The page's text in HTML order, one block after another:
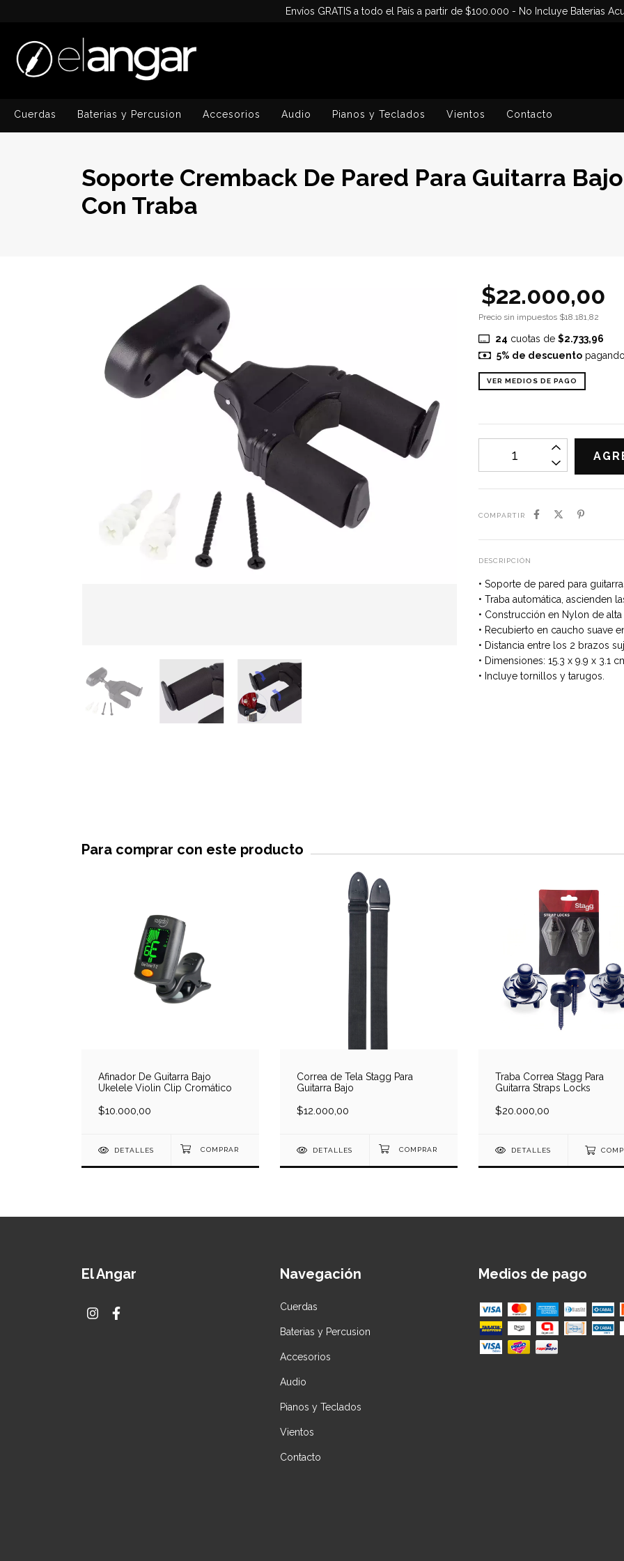
Envíos GRATIS a todo el País a partir de $100.000 - No Incluye Baterias
Cuerdas Baterias y Percusion Accesorios Audio Pianos y Teclados Vientos Contacto
Soporte Cremback De Pared Para Guitarra Bajo
Con Traba
$22.000,00
Precio sin impuestos $18.181,82
24 cuotas de $2.733,96
5% de descuento
VER MEDIOS DE PAGO
COMPARTIR
DESCRIPCIÓN
• Soporte de pared para
• Traba automática, ascienden
• Construcción en Nylon de alta
• Recubierto en caucho suave
• Distancia entre los 2 brazos
• Dimensiones: 15.3 x 9.9 x 3.1
• Incluye tornillos y tarugos.
Para comprar con este producto
Afinador De Guitarra Bajo
Ukelele Violin Clip Cromático
$10.000,00
DETALLES
Correa de Tela Stagg Para
Guitarra Bajo
$12.000,00
DETALLES
Traba Correa Stagg Para
Guitarra Straps Locks
$20.000,00
DETALLES
El Angar Navegación
Cuerdas
Baterias y Percusion
Accesorios
Audio
Pianos y Teclados
Vientos
Contacto
Medios de pago